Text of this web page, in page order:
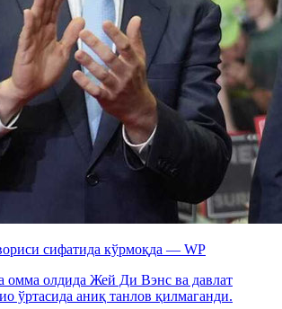
сифатида кўрмоқда — WP
омма олдида Жей Ди Вэнс ва давлат
ўртасида аниқ танлов қилмаганди.